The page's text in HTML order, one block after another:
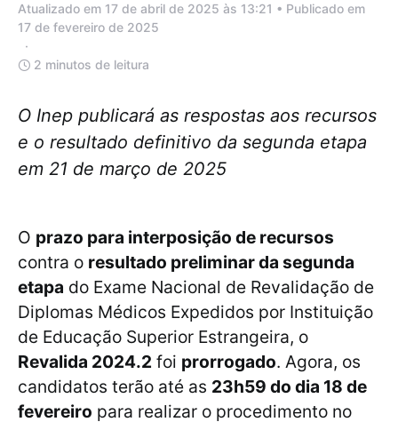
Atualizado em 17 de abril de 2025 às 13:21 • Publicado em
17 de fevereiro de 2025
2 minutos de leitura
O Inep publicará as respostas aos recursos
e o resultado definitivo da segunda etapa
em 21 de março de 2025
O prazo para interposição de recursos
contra o resultado preliminar da segunda
etapa do Exame Nacional de Revalidação de
Diplomas Médicos Expedidos por Instituição
de Educação Superior Estrangeira, o
Revalida 2024.2 foi prorrogado. Agora, os
candidatos terão até as 23h59 do dia 18 de
fevereiro para realizar o procedimento no